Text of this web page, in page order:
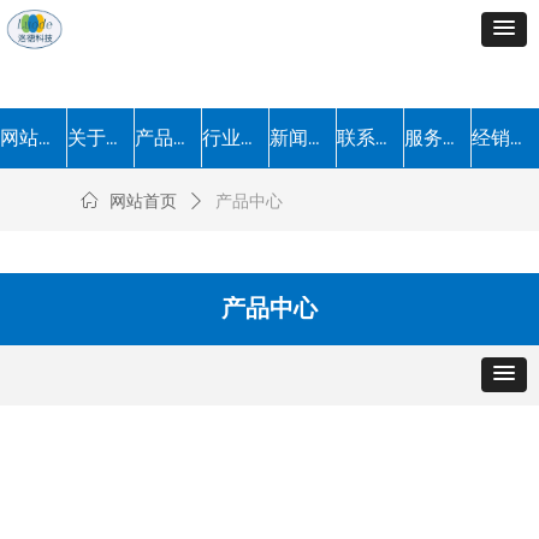
网站首页 关于我们 产品中心 行业解决方案 新闻中心 联系我们 服务流程 经销加盟
ꀇ 网站首页 ꄲ 产品中心
产品中心